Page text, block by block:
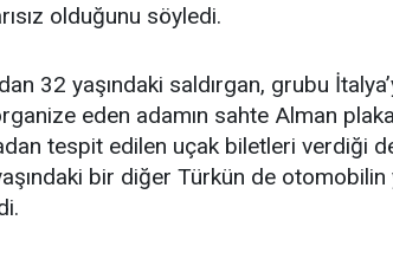
olduğunu söyledi.
32 yaşındaki saldırgan, grubu
eden adamın sahte Alman
tespit edilen uçak biletleri verdiği
bir diğer Türkün de